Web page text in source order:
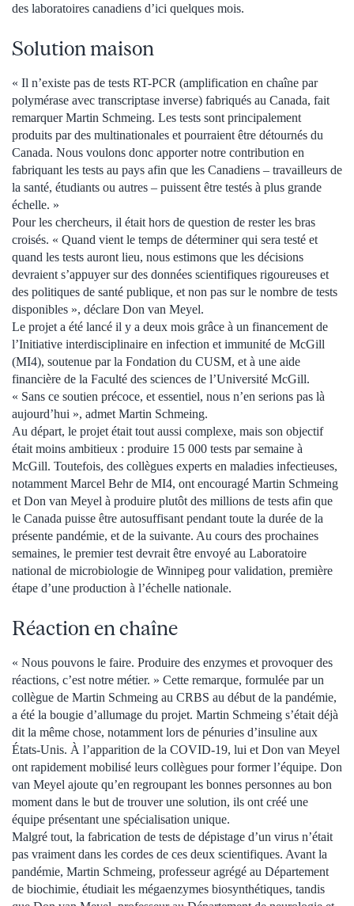
des laboratoires canadiens d’ici quelques mois.
Solution maison
« Il n’existe pas de tests RT-PCR (amplification en chaîne par
polymérase avec transcriptase inverse) fabriqués au Canada, fait
remarquer Martin Schmeing. Les tests sont principalement
produits par des multinationales et pourraient être détournés du
Canada. Nous voulons donc apporter notre contribution en
fabriquant les tests au pays afin que les Canadiens – travailleurs de
la santé, étudiants ou autres – puissent être testés à plus grande
échelle. »
Pour les chercheurs, il était hors de question de rester les bras
croisés. « Quand vient le temps de déterminer qui sera testé et
quand les tests auront lieu, nous estimons que les décisions
devraient s’appuyer sur des données scientifiques rigoureuses et
des politiques de santé publique, et non pas sur le nombre de tests
disponibles », déclare Don van Meyel.
Le projet a été lancé il y a deux mois grâce à un financement de
l’Initiative interdisciplinaire en infection et immunité de McGill
(MI4), soutenue par la Fondation du CUSM, et à une aide
financière de la Faculté des sciences de l’Université McGill.
« Sans ce soutien précoce, et essentiel, nous n’en serions pas là
aujourd’hui », admet Martin Schmeing.
Au départ, le projet était tout aussi complexe, mais son objectif
était moins ambitieux : produire 15 000 tests par semaine à
McGill. Toutefois, des collègues experts en maladies infectieuses,
notamment Marcel Behr de MI4, ont encouragé Martin Schmeing
et Don van Meyel à produire plutôt des millions de tests afin que
le Canada puisse être autosuffisant pendant toute la durée de la
présente pandémie, et de la suivante. Au cours des prochaines
semaines, le premier test devrait être envoyé au Laboratoire
national de microbiologie de Winnipeg pour validation, première
étape d’une production à l’échelle nationale.
Réaction en chaîne
« Nous pouvons le faire. Produire des enzymes et provoquer des
réactions, c’est notre métier. » Cette remarque, formulée par un
collègue de Martin Schmeing au CRBS au début de la pandémie,
a été la bougie d’allumage du projet. Martin Schmeing s’était déjà
dit la même chose, notamment lors de pénuries d’insuline aux
États-Unis. À l’apparition de la COVID-19, lui et Don van Meyel
ont rapidement mobilisé leurs collègues pour former l’équipe. Don
van Meyel ajoute qu’en regroupant les bonnes personnes au bon
moment dans le but de trouver une solution, ils ont créé une
équipe présentant une spécialisation unique.
Malgré tout, la fabrication de tests de dépistage d’un virus n’était
pas vraiment dans les cordes de ces deux scientifiques. Avant la
pandémie, Martin Schmeing, professeur agrégé au Département
de biochimie, étudiait les mégaenzymes biosynthétiques, tandis